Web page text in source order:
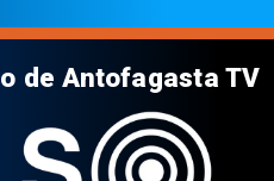
de Antofagasta TV